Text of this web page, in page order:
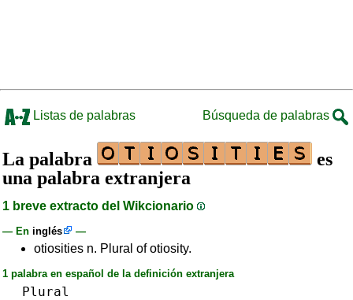
Listas de palabras Búsqueda de palabras
La palabra
es
una palabra extranjera
1 breve extracto del Wikcionario
— En inglés —
otiosities n. Plural of otiosity.
1 palabra en español de la definición extranjera
Plural